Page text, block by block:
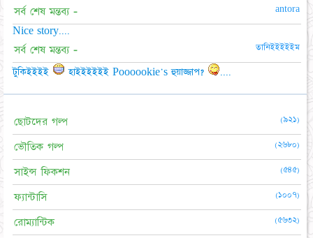
সর্ব শেষ মন্তব্য - antora
Nice story....
সর্ব শেষ মন্তব্য - তানিইইইইইম
টুকিইইইই হাইইইইইই Poooookie's হুয়াজ্জাপ?
ছোটদের গল্প (৯২১)
ভৌতিক গল্প (২৬৮০)
সাইন্স ফিকশন (৫৪৫)
ফ্যান্টাসি (১০০৭)
রোম্যান্টিক (৫৬৩২)